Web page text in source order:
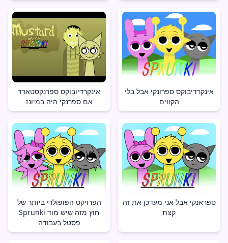
אינקרדיובוקס ספרנקסטארד
אם ספרנקי היה במיונז
אינקרדיבוקס ספרונקי אבל בלי
הקווים
הפרויקט הפופולרי ביותר של
Sprunki חוץ מזה שיש מוד
פסטל בעבודה
ספראנקי אבל אני מעדכן את זה
קצת